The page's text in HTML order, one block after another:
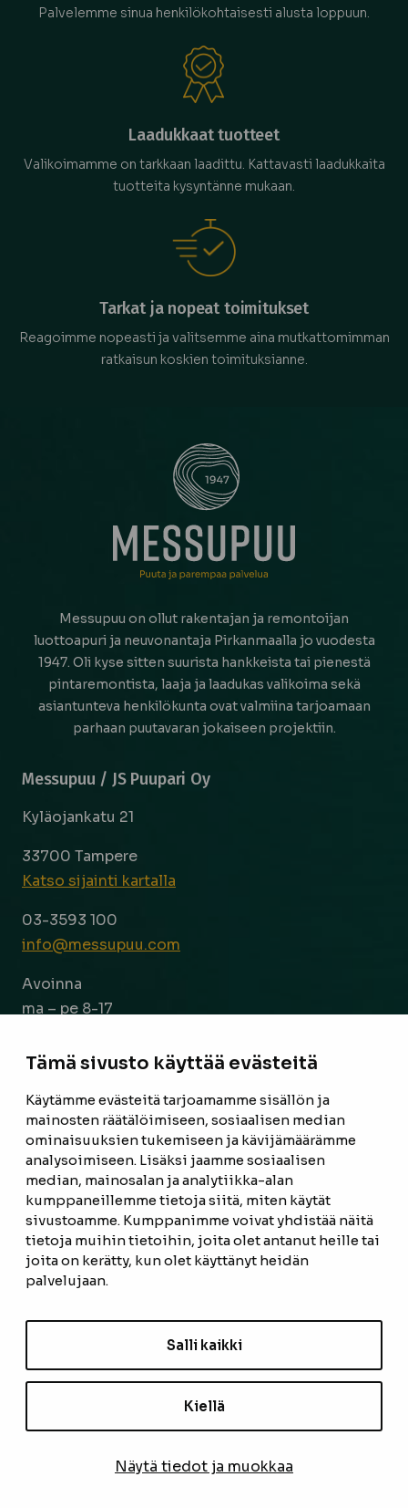
Tämä sivusto käyttää evästeitä
Käytämme evästeitä tarjoamamme sisällön ja
mainosten räätälöimiseen, sosiaalisen median
ominaisuuksien tukemiseen ja kävijämäärämme
analysoimiseen. Lisäksi jaamme sosiaalisen
median, mainosalan ja analytiikka-alan
kumppaneillemme tietoja siitä, miten käytät
sivustoamme. Kumppanimme voivat yhdistää näitä
tietoja muihin tietoihin, joita olet antanut heille tai
joita on kerätty, kun olet käyttänyt heidän
palvelujaan.
Salli kaikki
Kiellä
Näytä tiedot ja muokkaa
Palvelemme sinua henkilökohtaisesti alusta loppuun.
Laadukkaat tuotteet
Valikoimamme on tarkkaan laadittu. Kattavasti laadukkaita
tuotteita kysyntänne mukaan.
Tarkat ja nopeat toimitukset
Reagoimme nopeasti ja valitsemme aina mutkattomimman
ratkaisun koskien toimituksianne.
Messupuu on ollut rakentajan ja remontoijan
luottoapuri ja neuvonantaja Pirkanmaalla jo vuodesta
1947. Oli kyse sitten suurista hankkeista tai pienestä
pintaremontista, laaja ja laadukas valikoima sekä
asiantunteva henkilökunta ovat valmiina tarjoamaan
parhaan puutavaran jokaiseen projektiin.
Messupuu / JS Puupari Oy
Kyläojankatu 21
33700 Tampere
Katso sijainti kartalla
03-3593 100
info@messupuu.com
Avoinna
ma – pe 8-17
ETUSIVU
TUOTTEET
REFERENSSIT
OTA YHTEYTTÄ
TIETOSUOJASELOSTE
EVÄSTEASETUKSET